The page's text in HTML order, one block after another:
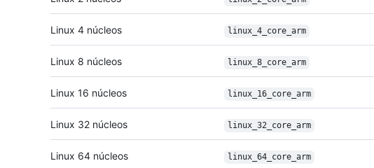
Linux 4 núcleos linux_4_core_arm
Linux 8 núcleos linux_8_core_arm
Linux 16 núcleos linux_16_core_arm
Linux 32 núcleos linux_32_core_arm
Linux 64 núcleos linux_64_core_arm